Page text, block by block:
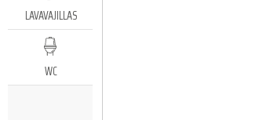
LAVAVAJILLAS
WC